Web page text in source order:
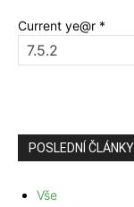
Current ye@r *
POSLEDNÍ ČLÁNKY
Vše